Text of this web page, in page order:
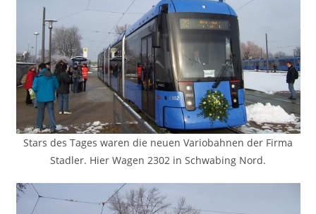
Stars des Tages waren die neuen Variobahnen der Firma
Stadler. Hier Wagen 2302 in Schwabing Nord.